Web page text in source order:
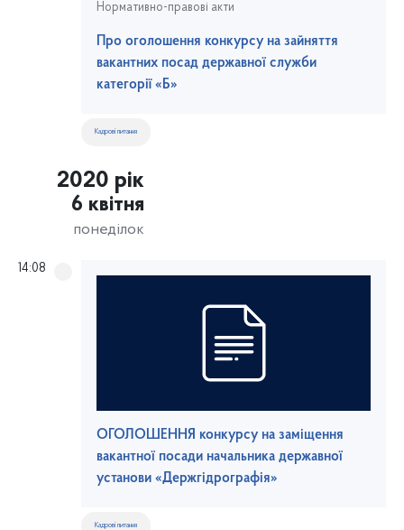
Нормативно-правові акти
Про оголошення конкурсу на зайняття
вакантних посад державної служби
категорії «Б»
Кадрові питання
2020 рік
6 квітня
понеділок
ОГОЛОШЕННЯ конкурсу на заміщення
вакантної посади начальника державної
установи «Держгідрографія»
14:08
Кадрові питання